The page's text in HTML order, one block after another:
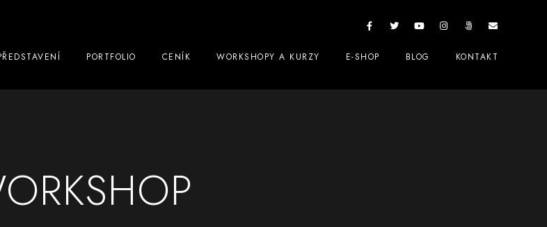
PORTFOLIO CENÍK WORKSHOPY A KURZY E-SHOP BLOG KONTAKT